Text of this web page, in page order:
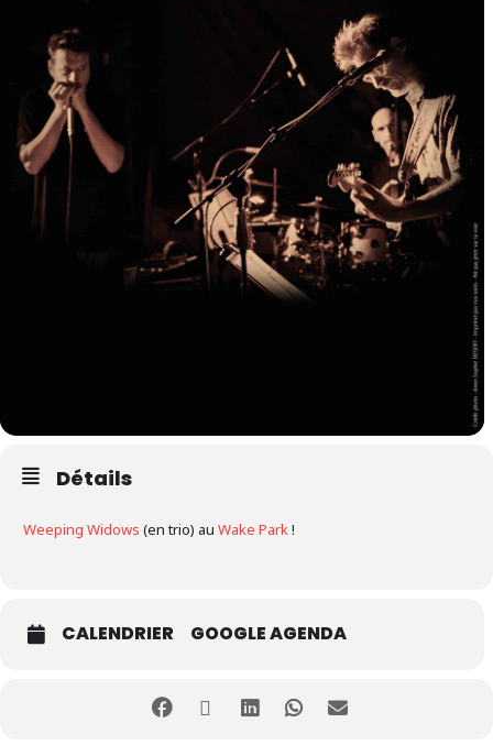
Détails
Weeping Widows (en trio) au Wake Park!
CALENDRIER GOOGLE AGENDA